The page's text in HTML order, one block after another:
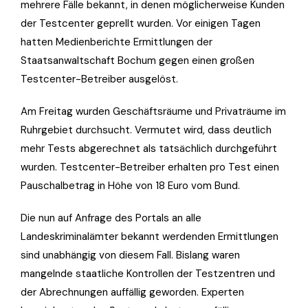
mehrere Fälle bekannt, in denen möglicherweise Kunden
der Testcenter geprellt wurden. Vor einigen Tagen
hatten Medienberichte Ermittlungen der
Staatsanwaltschaft Bochum gegen einen großen
Testcenter-Betreiber ausgelöst.
Am Freitag wurden Geschäftsräume und Privaträume im
Ruhrgebiet durchsucht. Vermutet wird, dass deutlich
mehr Tests abgerechnet als tatsächlich durchgeführt
wurden. Testcenter-Betreiber erhalten pro Test einen
Pauschalbetrag in Höhe von 18 Euro vom Bund.
Die nun auf Anfrage des Portals an alle
Landeskriminalämter bekannt werdenden Ermittlungen
sind unabhängig von diesem Fall. Bislang waren
mangelnde staatliche Kontrollen der Testzentren und
der Abrechnungen auffällig geworden. Experten